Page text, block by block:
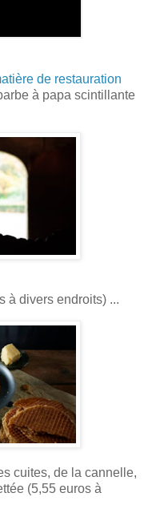
de restauration
à papa scintillante
à divers endroits) ...
cuites, de la cannelle,
(5,55 euros à